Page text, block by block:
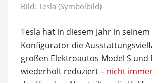
Bild: Tesla (Symbolbild)
Tesla hat in diesem Jahr in
Konfigurator die
großen Elektroautos Model S und
wiederholt reduziert – nicht